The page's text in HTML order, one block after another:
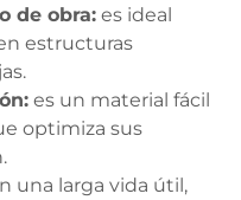
de obra: es ideal
estructuras
es un material fácil
optimiza sus
una larga vida útil,